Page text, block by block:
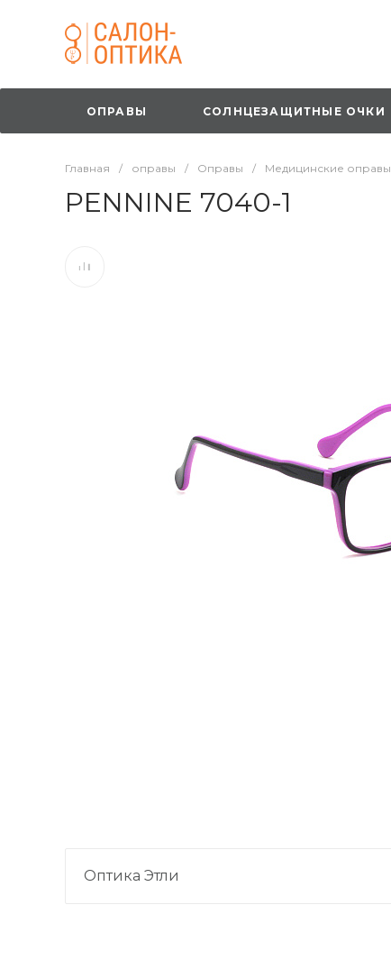
ОПРАВЫ СОЛНЦЕЗАЩИТНЫЕ ОЧКИ
Главная / оправы / Оправы / Медицинские оправы
PENNINE 7040-1
Оптика Этли